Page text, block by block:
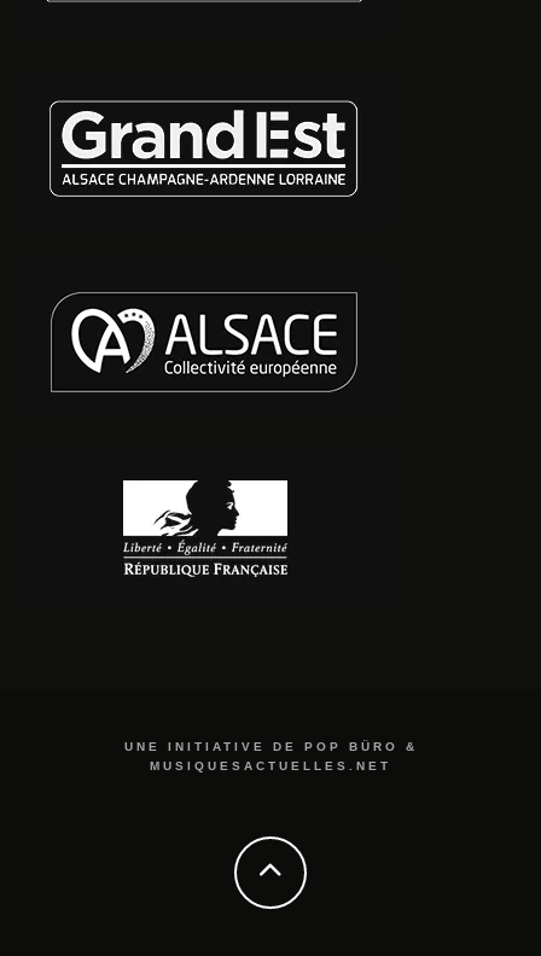
UNE INITIATIVE DE POP BÜRO &
MUSIQUESACTUELLES.NET